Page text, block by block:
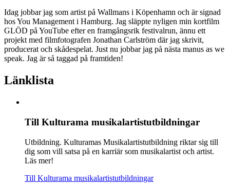
Idag jobbar jag som artist på Wallmans i Köpenhamn och är signad
hos You Management i Hamburg. Jag släppte nyligen min kortfilm
GLÖD på YouTube efter en framgångsrik festivalrun, ännu ett
projekt med filmfotografen Jonathan Carlström där jag skrivit,
producerat och skådespelat. Just nu jobbar jag på nästa manus as we
speak. Jag är så taggad på framtiden!
Länklista
Till Kulturama musikalartistutbildningar
Utbildning. Kulturamas Musikalartistutbildning riktar sig till
dig som vill satsa på en karriär som musikalartist och artist.
Läs mer!
Till Kulturama musikalartistutbildningar